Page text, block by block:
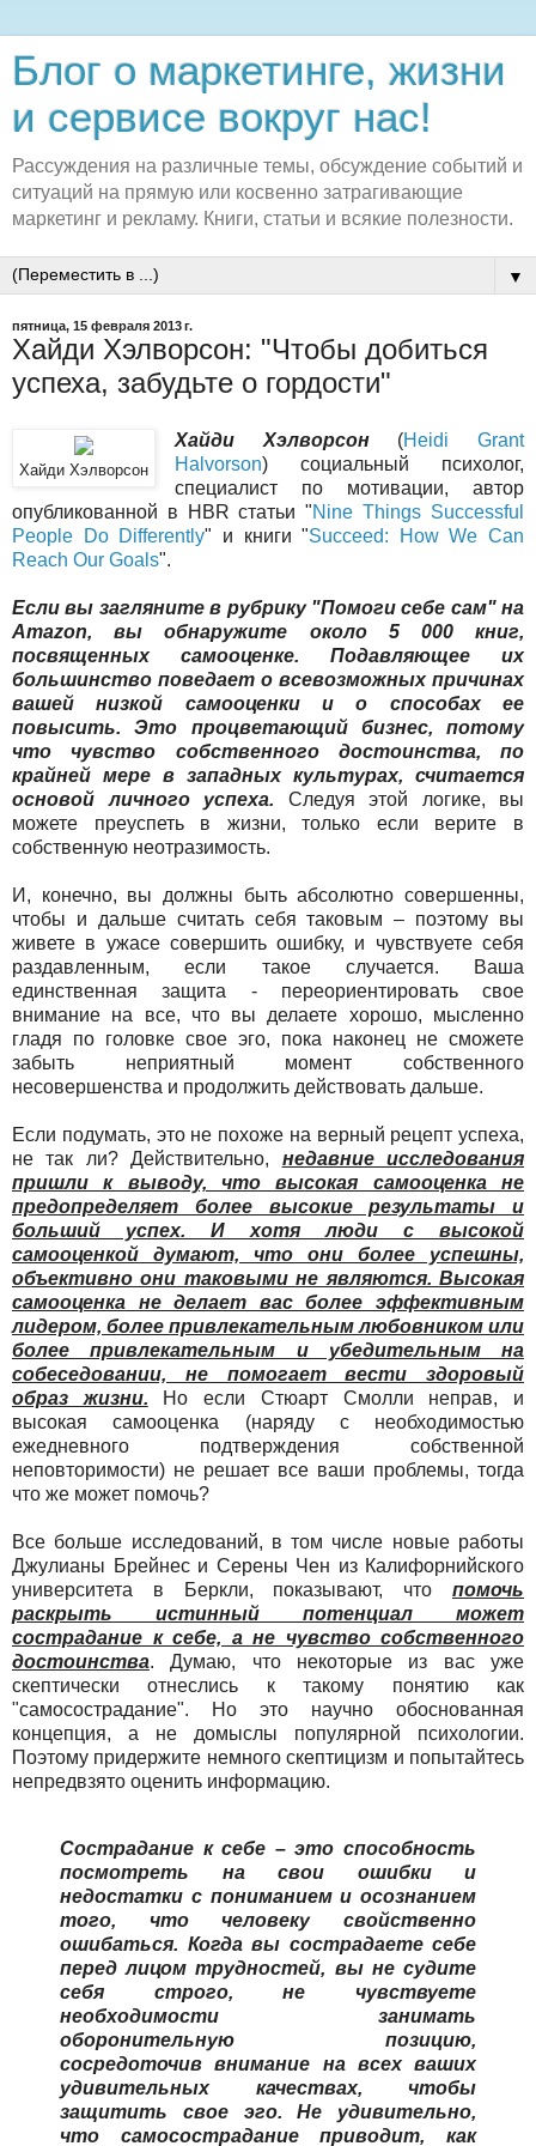
Блог о маркетинге, жизни
и сервисе вокруг нас!
Рассуждения на различные темы, обсуждение событий и
ситуаций на прямую или косвенно затрагивающие
маркетинг и рекламу. Книги, статьи и всякие полезности.
▼
пятница, 15 февраля 2013 г.
Хайди Хэлворсон: "Чтобы добиться
успеха, забудьте о гордости"
Хайди Хэлворсон
Хайди Хэлворсон(Heidi Grant
Halvorson) социальный психолог,
специалист по мотивации, автор
опубликованной в HBR статьи "Nine Things Successful
People Do Differently" и книги "Succeed: How We Can
Reach Our Goals".
Если вы загляните в рубрику "Помоги себе сам" на
Amazon, вы обнаружите около 5 000 книг,
посвященных самооценке. Подавляющее их
большинство поведает о всевозможных причинах
вашей низкой самооценки и о способах ее
повысить. Это процветающий бизнес, потому
что чувство собственного достоинства, по
крайней мере в западных культурах, считается
основой личного успеха. Следуя этой логике, вы
можете преуспеть в жизни, только если верите в
собственную неотразимость.
И, конечно, вы должны быть абсолютно совершенны,
чтобы и дальше считать себя таковым – поэтому вы
живете в ужасе совершить ошибку, и чувствуете себя
раздавленным, если такое случается. Ваша
единственная защита - переориентировать свое
внимание на все, что вы делаете хорошо, мысленно
гладя по головке свое эго, пока наконец не сможете
забыть неприятный момент собственного
несовершенства и продолжить действовать дальше.
Если подумать, это не похоже на верный рецепт успеха,
не так ли? Действительно, недавние исследования
пришли к выводу, что высокая самооценка не
предопределяет более высокие результаты и
больший успех. И хотя люди с высокой
самооценкой думают, что они более успешны,
объективно они таковыми не являются. Высокая
самооценка не делает вас более эффективным
лидером, более привлекательным любовником или
более привлекательным и убедительным на
собеседовании, не помогает вести здоровый
образ жизни. Но если Стюарт Смолли неправ, и
высокая самооценка (наряду с необходимостью
ежедневного подтверждения собственной
неповторимости) не решает все ваши проблемы, тогда
что же может помочь?
Все больше исследований, в том числе новые работы
Джулианы Брейнес и Серены Чен из Калифорнийского
университета в Беркли, показывают, что помочь
раскрыть истинный потенциал может
сострадание к себе, а не чувство собственного
достоинства. Думаю, что некоторые из вас уже
скептически отнеслись к такому понятию как
"самосострадание". Но это научно обоснованная
концепция, а не домыслы популярной психологии.
Поэтому придержите немного скептицизм и попытайтесь
непредвзято оценить информацию.
Сострадание к себе – это способность
посмотреть на свои ошибки и
недостатки с пониманием и осознанием
того, что человеку свойственно
ошибаться. Когда вы сострадаете себе
перед лицом трудностей, вы не судите
себя строго, не чувствуете
необходимости занимать
оборонительную позицию,
сосредоточив внимание на всех ваших
удивительных качествах, чтобы
защитить свое эго. Не удивительно,
что самосострадание приводит, как